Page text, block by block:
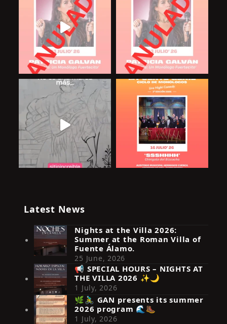
Síguenos en Instagram
Latest News
Nights at the Villa 2026:
Summer at the Roman Villa of
Fuente Álamo.
25 June, 2026
📢 SPECIAL HOURS – NIGHTS AT
THE VILLA 2026 ✨🌙
1 July, 2026
🌿🚴‍♂️ GAN presents its summer
2026 program 🌊🥾
1 July, 2026